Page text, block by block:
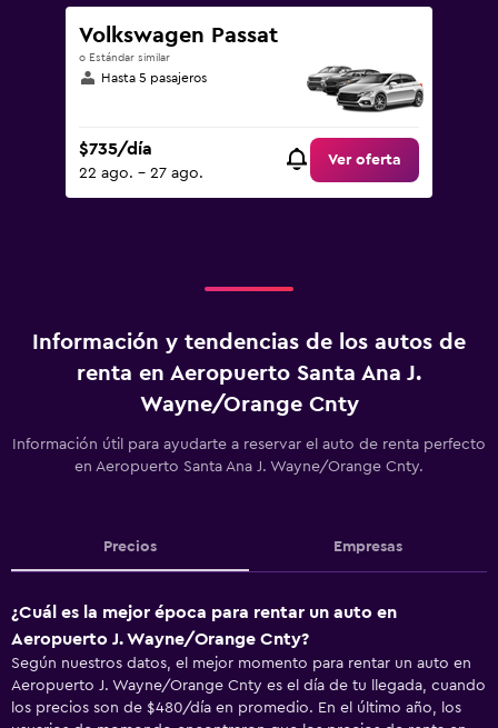
Volkswagen Passat
o Estándar similar
Hasta 5 pasajeros
$735/día
22 ago. - 27 ago.
Ver oferta
Información y tendencias de los autos de
renta en Aeropuerto Santa Ana J.
Wayne/Orange Cnty
Información útil para ayudarte a reservar el auto de renta perfecto
en Aeropuerto Santa Ana J. Wayne/Orange Cnty.
Precios Empresas
¿Cuál es la mejor época para rentar un auto en
Aeropuerto J. Wayne/Orange Cnty?
Según nuestros datos, el mejor momento para rentar un auto en
Aeropuerto J. Wayne/Orange Cnty es el día de tu llegada, cuando
los precios son de $480/día en promedio. En el último año, los